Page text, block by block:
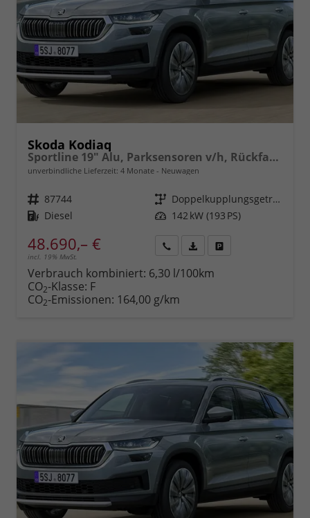
Skoda Kodiaq
Sportline 19" Alu, Parksensoren v/h, Rückfahrkamera, 3-Zonen-Climatronic, Sitzheizung, Side Assist, Tempomat, Infotainment 10" + Smartlink, Virtual Cockpit, 13" Navi, M-Lederlenkrad, LED-Scheinwerfer, Dachreling uvm.
unverbindliche Lieferzeit: 4 Monate Neuwagen
Fahrzeugnr. 87744 Getriebe
Doppelkupplungsgetriebe (DSG)
Kraftstoff Diesel Leistung 142 kW (193 PS)
48.690,– €
incl. 19% MwSt.
anfordern
Datei,
Verbrauch kombiniert: 6,30 l/100km
CO2-Klasse: F
CO2-Emissionen: 164,00 g/km